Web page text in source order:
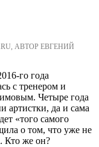
АВТОР ЕВГЕНИЙ
го года
с тренером и
Четыре года
артистки, да и сама
«того самого
о том, что уже не
Кто же он?